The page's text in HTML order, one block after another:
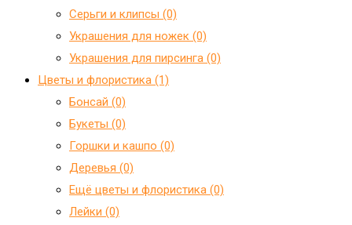
Серьги и клипсы (0)
Украшения для ножек (0)
Украшения для пирсинга (0)
Цветы и флористика (1)
Бонсай (0)
Букеты (0)
Горшки и кашпо (0)
Деревья (0)
Ещё цветы и флористика (0)
Лейки (0)